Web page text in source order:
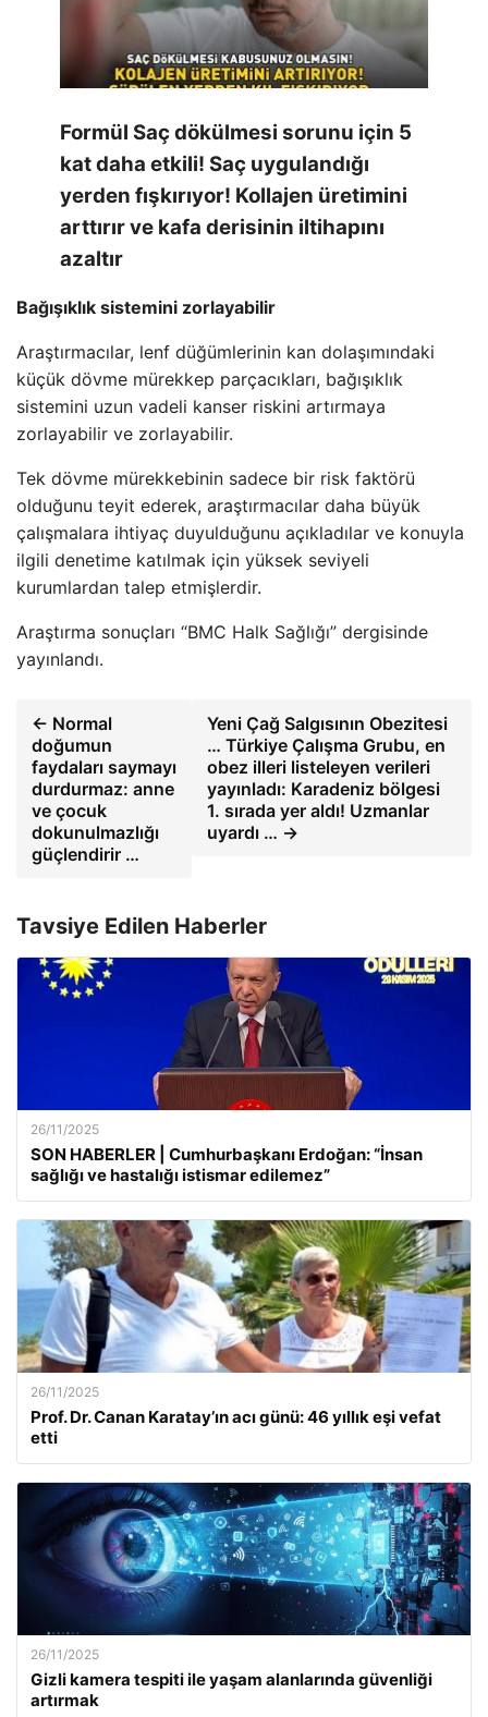
Formül Saç dökülmesi sorunu için 5
kat daha etkili! Saç uygulandığı
yerden fışkırıyor! Kollajen üretimini
arttırır ve kafa derisinin iltihapını
azaltır
Bağışıklık sistemini zorlayabilir
Araştırmacılar, lenf düğümlerinin kan dolaşımındaki
küçük dövme mürekkep parçacıkları, bağışıklık
sistemini uzun vadeli kanser riskini artırmaya
zorlayabilir ve zorlayabilir.
Tek dövme mürekkebinin sadece bir risk faktörü
olduğunu teyit ederek, araştırmacılar daha büyük
çalışmalara ihtiyaç duyulduğunu açıkladılar ve konuyla
ilgili denetime katılmak için yüksek seviyeli
kurumlardan talep etmişlerdir.
Araştırma sonuçları “BMC Halk Sağlığı” dergisinde
yayınlandı.
← Normal
doğumun
faydaları saymayı
durdurmaz: anne
ve çocuk
dokunulmazlığı
güçlendirir …
Yeni Çağ Salgısının Obezitesi
… Türkiye Çalışma Grubu, en
obez illeri listeleyen verileri
yayınladı: Karadeniz bölgesi
1. sırada yer aldı! Uzmanlar
uyardı … →
Tavsiye Edilen Haberler
26/11/2025
SON HABERLER | Cumhurbaşkanı Erdoğan: “İnsan
sağlığı ve hastalığı istismar edilemez”
26/11/2025
Prof. Dr. Canan Karatay’ın acı günü: 46 yıllık eşi vefat
etti
26/11/2025
Gizli kamera tespiti ile yaşam alanlarında güvenliği
artırmak